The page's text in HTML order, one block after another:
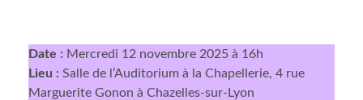
Date : Mercredi 12 novembre 2025 à 16h
Lieu : Salle de l’Auditorium à la Chapellerie, 4 rue
Marguerite Gonon à Chazelles-sur-Lyon